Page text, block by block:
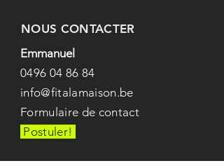
NOUS CONTACTER
Emmanuel
0496 04 86 84
info@fita lamaison.be
Formulaire de contact
Postuler!